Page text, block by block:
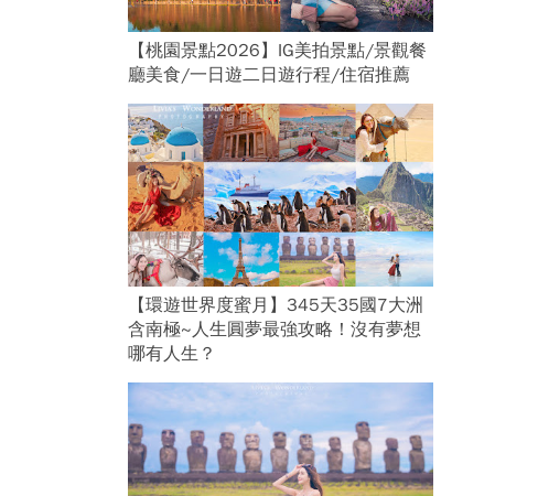
【桃園景點2026】IG美拍景點/景觀餐
廳美食/一日遊二日遊行程/住宿推薦
【環遊世界度蜜月】345天35國7大洲
含南極~人生圓夢最強攻略！沒有夢想
哪有人生？